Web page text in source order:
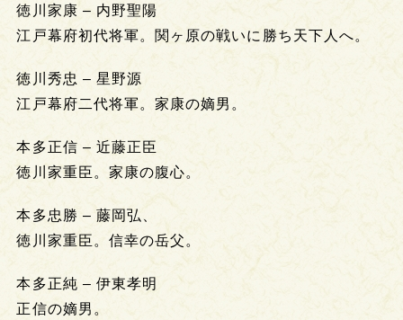
徳川家康 – 内野聖陽
江戸幕府初代将軍。関ヶ原の戦いに勝ち天下人へ。
徳川秀忠 – 星野源
江戸幕府二代将軍。家康の嫡男。
本多正信 – 近藤正臣
徳川家重臣。家康の腹心。
本多忠勝 – 藤岡弘、
徳川家重臣。信幸の岳父。
本多正純 – 伊東孝明
正信の嫡男。